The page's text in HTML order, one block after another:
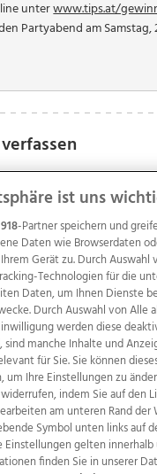
unterwww.tips.at/
Partyabend am Samstag,
Mediadaten
Impressum
AGB
Ehrenkodex
ist uns
918-Partner speichern und
Daten wie Browserdaten
Gerät zu. Durch
Technologien für die
Daten, um Ihnen Dienste
Durch Auswahl von Alle
werden diese
manche Inhalte und
für Sie. Sie können
um Ihre Einstellungen zu
indem Sie auf den
am unteren Rand der
Symbol unten links auf
gelten innerhalb
finden Sie in unserer